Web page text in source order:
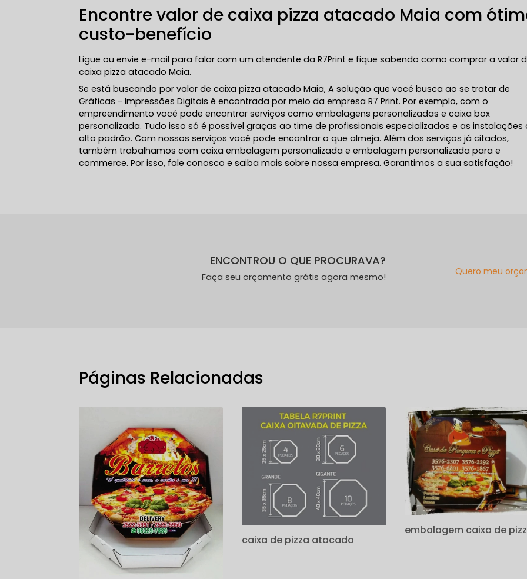
Encontre valor de caixa pizza atacado Maia com
custo-benefício
Ligue ou envie e-mail para falar com um atendente da R7Print e fique sabendo como comprar a valor
caixa pizza atacado Maia.
Se está buscando por valor de caixa pizza atacado Maia, A solução que você busca ao se tratar de
Gráficas - Impressões Digitais é encontrada por meio da empresa R7 Print. Por exemplo, com o
empreendimento você pode encontrar serviços como embalagens personalizadas e caixa box
personalizada. Tudo isso só é possível graças ao time de profissionais especializados e as instalações
alto padrão. Com nossos serviços você pode encontrar o que almeja. Além dos serviços já citados,
também trabalhamos com caixa embalagem personalizada e embalagem personalizada para e
commerce. Por isso, fale conosco e saiba mais sobre nossa empresa. Garantimos a sua satisfação!
ENCONTROU O QUE PROCURAVA?
Faça seu orçamento grátis agora mesmo!
Quero meu
Páginas Relacionadas
caixa de pizza atacado
embalagem caixa de